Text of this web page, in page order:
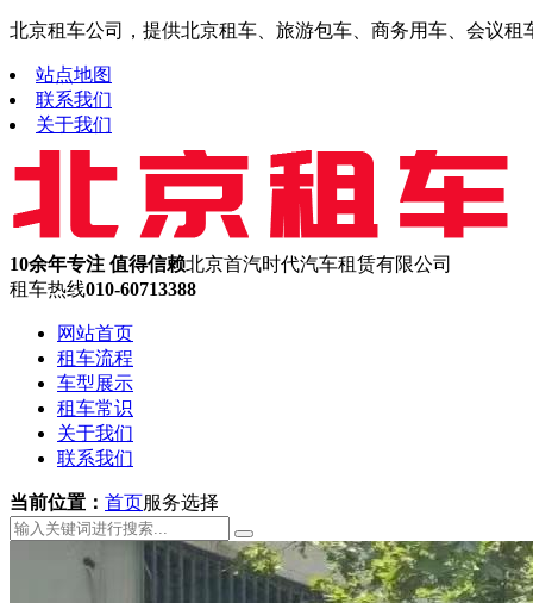
北京租车公司，提供北京租车、旅游包车、商务用车、会议
站点地图
联系我们
关于我们
10余年专注 值得信赖北京首汽时代汽车租赁有限公司
租车热线010-60713388
网站首页
租车流程
车型展示
租车常识
关于我们
联系我们
当前位置： 首页服务选择